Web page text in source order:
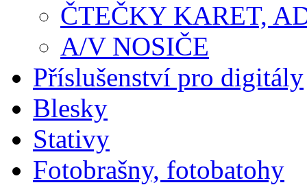
ČTEČKY KARET,
A/V NOSIČE
Příslušenství pro digitály
Blesky
Stativy
Fotobrašny, fotobatohy